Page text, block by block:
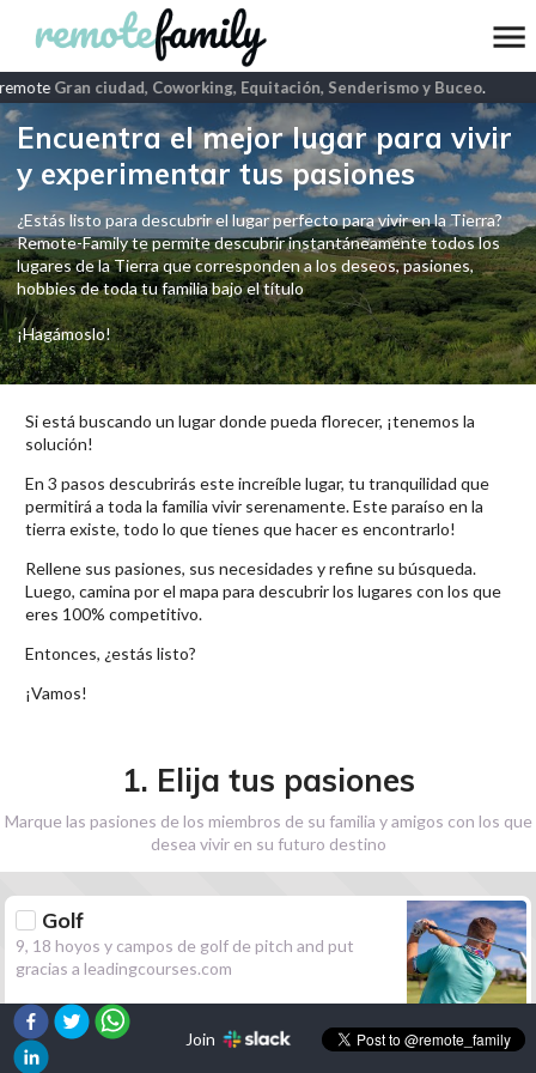
Gran ciudad, Coworking, Equitación, Senderismo y Buceo.
Encuentra el mejor lugar para vivir
y experimentar tus pasiones
¿Estás listo para descubrir el lugar perfecto para vivir en la Tierra?
Remote-Family te permite descubrir instantáneamente todos los
lugares de la Tierra que corresponden a los deseos, pasiones,
hobbies de toda tu familia bajo el título
¡Hagámoslo!
Si está buscando un lugar donde pueda florecer, ¡tenemos la
solución!
En 3 pasos descubrirás este increíble lugar, tu tranquilidad que
permitirá a toda la familia vivir serenamente. Este paraíso en la
tierra existe, todo lo que tienes que hacer es encontrarlo!
Rellene sus pasiones, sus necesidades y refine su búsqueda.
Luego, camina por el mapa para descubrir los lugares con los que
eres 100% competitivo.
Entonces, ¿estás listo?
¡Vamos!
1. Elija tus pasiones
Marque las pasiones de los miembros de su familia y amigos con los que
desea vivir en su futuro destino
Golf
9, 18 hoyos y campos de golf de pitch and put
gracias a leadingcourses.com
Senderismo
Join